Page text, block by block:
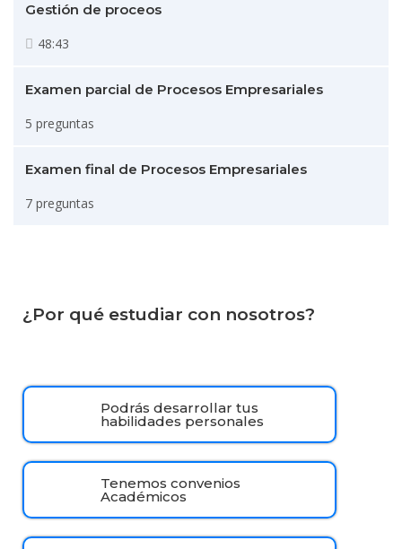
Gestión de proceos
48:43
Examen parcial de Procesos Empresariales
5 preguntas
Examen final de Procesos Empresariales
7 preguntas
¿Por qué estudiar con nosotros?
Podrás desarrollar tus
habilidades personales
Tenemos convenios
Académicos